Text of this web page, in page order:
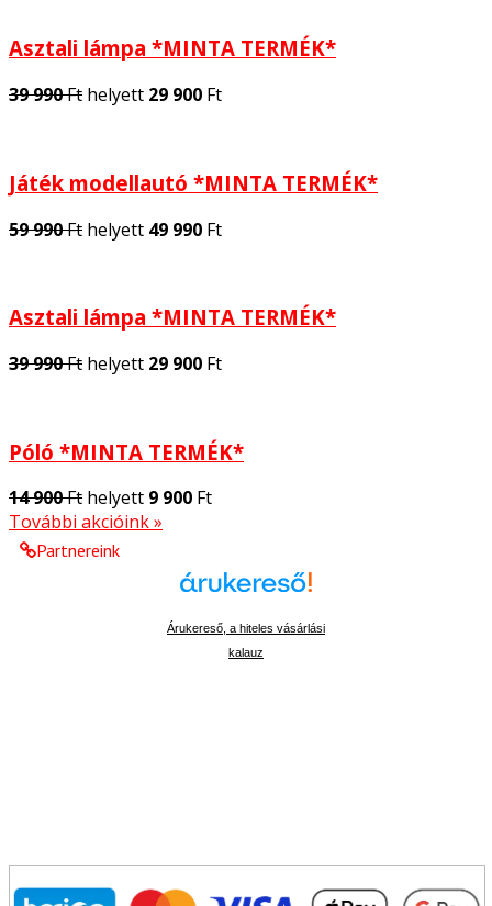
Asztali lámpa *MINTA TERMÉK*
39 990Ft helyett 29 900 Ft
Játék modellautó *MINTA TERMÉK*
59 990Ft helyett 49 990 Ft
Asztali lámpa *MINTA TERMÉK*
39 990Ft helyett 29 900 Ft
Póló *MINTA TERMÉK*
14 900Ft helyett 9 900 Ft
További akcióink »
Partnereink
Árukereső, a hiteles vásárlási
kalauz